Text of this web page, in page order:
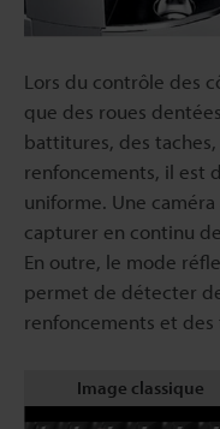
Lors du contrôle des
que des roues
battitures, des
renfoncements, il est
uniforme. Une
capturer en continu
En outre, le mode
permet de détecter
renfoncements et des
Image classique